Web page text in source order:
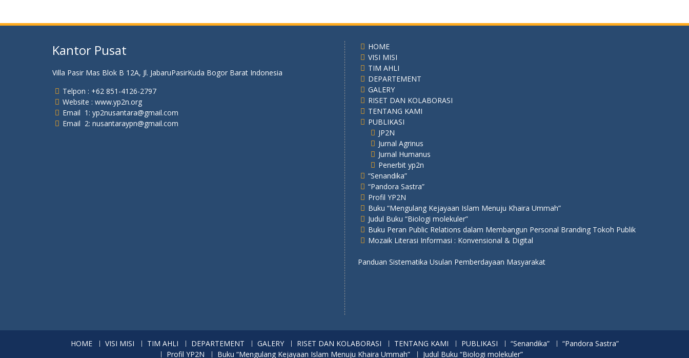
Kantor Pusat
Villa Pasir Mas Blok B 12A, Jl. JabaruPasirKuda Bogor Barat Indonesia
Telpon : +62 851-4126-2797
Website : www.yp2n.org
Email 1: yp2nusantara@gmail.com
Email 2: nusantaraypn@gmail.com
HOME
VISI MISI
TIM AHLI
DEPARTEMENT
GALERY
RISET DAN KOLABORASI
TENTANG KAMI
PUBLIKASI
JP2N
Jurnal Agrinus
Jurnal Humanus
Penerbit yp2n
“Senandika”
“Pandora Sastra”
Profil YP2N
Buku “Mengulang Kejayaan Islam Menuju Khaira Ummah”
Judul Buku “Biologi molekuler”
Buku Peran Public Relations dalam Membangun Personal Branding Tokoh Publik
Mozaik Literasi Informasi : Konvensional & Digital
Panduan Sistematika Usulan Pemberdayaan Masyarakat
HOME VISI MISI TIM AHLI DEPARTEMENT GALERY RISET DAN KOLABORASI TENTANG KAMI PUBLIKASI “Senandika”
“Pandora Sastra”
Profil YP2N
Buku “Mengulang Kejayaan Islam Menuju Khaira Ummah” Judul Buku “Biologi molekuler”